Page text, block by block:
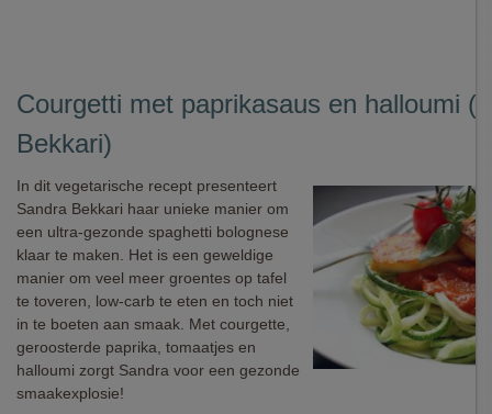
Courgetti met paprikasaus en halloumi
Bekkari)
In dit vegetarische recept presenteert
Sandra Bekkari haar unieke manier om
een ultra-gezonde spaghetti bolognese
klaar te maken. Het is een geweldige
manier om veel meer groentes op tafel
te toveren, low-carb te eten en toch niet
in te boeten aan smaak. Met courgette,
geroosterde paprika, tomaatjes en
halloumi zorgt Sandra voor een gezonde
smaakexplosie!